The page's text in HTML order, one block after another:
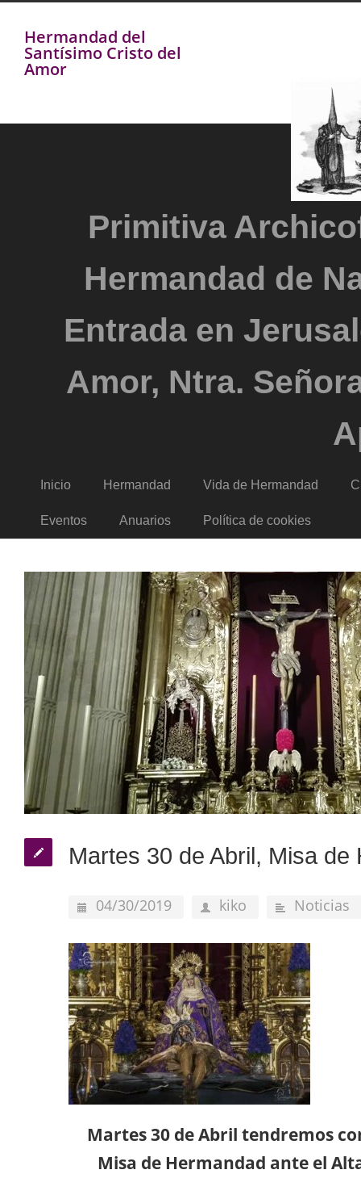
Hermandad del
Santísimo Cristo del
Amor
Primitiva
Hermandad de
Entrada en
Amor, Ntra.
Inicio Hermandad Vida de Hermandad
Eventos Anuarios Política de cookies
Martes 30 de Abril, Misa de
04/30/2019 kiko Noticias
Martes30 de Abril tendremos
Misa de Hermandad ante el